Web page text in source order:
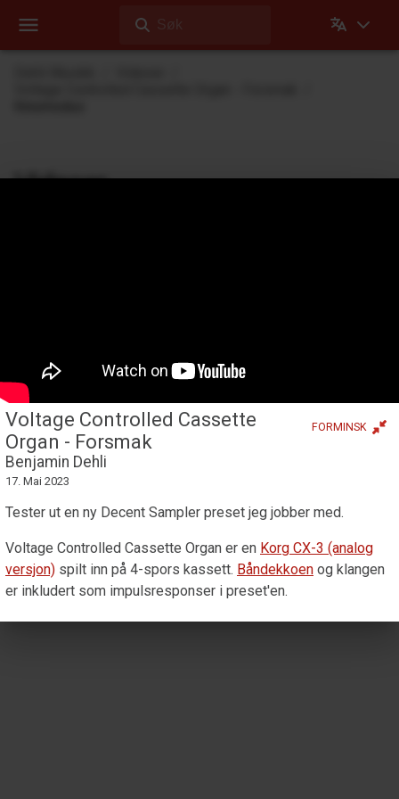
Søk
Voltage Controlled Cassette
Organ - Forsmak
Benjamin Dehli
FORMINSK
17. Mai 2023
Tester ut en ny Decent Sampler preset jeg jobber med.
Voltage Controlled Cassette Organ er en Korg CX-3 (analog
versjon) spilt inn på 4-spors kassett. Båndekkoen og klangen
er inkludert som impulsresponser i preset'en.
Videoer